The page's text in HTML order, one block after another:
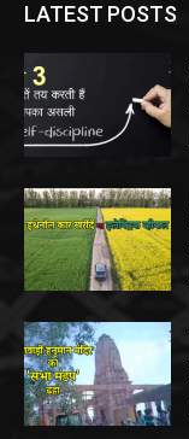
LATEST POSTS